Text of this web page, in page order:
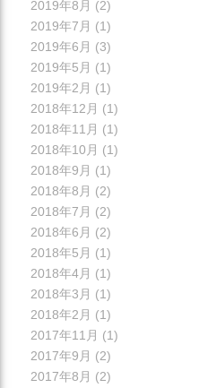
2019年8月 (2)
2019年7月 (1)
2019年6月 (3)
2019年5月 (1)
2019年2月 (1)
2018年12月 (1)
2018年11月 (1)
2018年10月 (1)
2018年9月 (1)
2018年8月 (2)
2018年7月 (2)
2018年6月 (2)
2018年5月 (1)
2018年4月 (1)
2018年3月 (1)
2018年2月 (1)
2017年11月 (1)
2017年9月 (2)
2017年8月 (2)